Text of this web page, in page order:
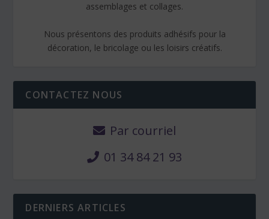
assemblages et collages.
Nous présentons des produits adhésifs pour la
décoration, le bricolage ou les loisirs créatifs.
CONTACTEZ NOUS
Par courriel
01 34 84 21 93
DERNIERS ARTICLES